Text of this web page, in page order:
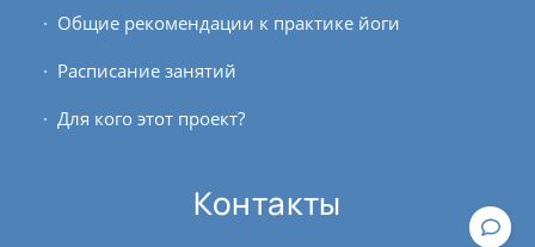
Общие рекомендации к практике йоги
Расписание занятий
Для кого этот проект?
Контакты